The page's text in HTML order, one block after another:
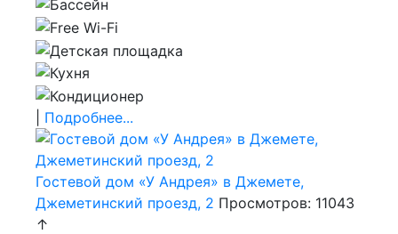
Подробнее...
Гостевой дом «У Андрея» в Джемете,
Джеметинский проезд, 2 Просмотров: 11043
↑